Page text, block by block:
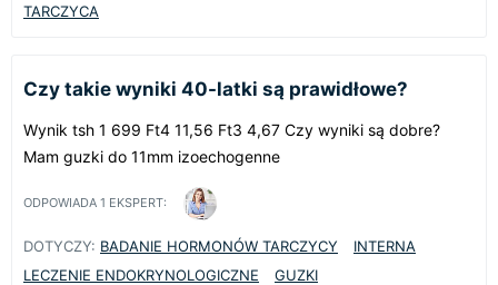
TARCZYCA
Czy takie wyniki 40-latki są prawidłowe?
Wynik tsh 1 699 Ft4 11,56 Ft3 4,67 Czy wyniki są dobre?
Mam guzki do 11mm izoechogenne
ODPOWIADA 1 EKSPERT:
DOTYCZY: BADANIE HORMONÓW TARCZYCY
INTERNA
LECZENIE ENDOKRYNOLOGICZNE
GUZKI